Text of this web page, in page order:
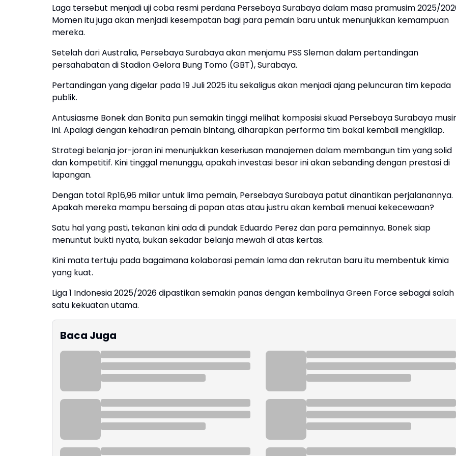
Laga tersebut menjadi uji coba resmi perdana Persebaya Surabaya dalam masa pramusim 2025/
Momen itu juga akan menjadi kesempatan bagi para pemain baru untuk menunjukkan kemampuan
mereka.
Setelah dari Australia, Persebaya Surabaya akan menjamu PSS Sleman dalam pertandingan
persahabatan di Stadion Gelora Bung Tomo (GBT), Surabaya.
Pertandingan yang digelar pada 19 Juli 2025 itu sekaligus akan menjadi ajang peluncuran tim kepada
publik.
Antusiasme Bonek dan Bonita pun semakin tinggi melihat komposisi skuad Persebaya Surabaya
ini. Apalagi dengan kehadiran pemain bintang, diharapkan performa tim bakal kembali mengkilap.
Strategi belanja jor-joran ini menunjukkan keseriusan manajemen dalam membangun tim yang solid
dan kompetitif. Kini tinggal menunggu, apakah investasi besar ini akan sebanding dengan prestasi di
lapangan.
Dengan total Rp16,96 miliar untuk lima pemain, Persebaya Surabaya patut dinantikan perjalanannya.
Apakah mereka mampu bersaing di papan atas atau justru akan kembali menuai kekecewaan?
Satu hal yang pasti, tekanan kini ada di pundak Eduardo Perez dan para pemainnya. Bonek siap
menuntut bukti nyata, bukan sekadar belanja mewah di atas kertas.
Kini mata tertuju pada bagaimana kolaborasi pemain lama dan rekrutan baru itu membentuk kimia
yang kuat.
Liga 1 Indonesia 2025/2026 dipastikan semakin panas dengan kembalinya Green Force sebagai salah
satu kekuatan utama.
Baca Juga